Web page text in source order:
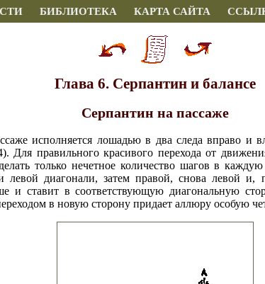
БИБЛИОТЕКА КАРТА САЙТА
Глава 6. Серпантин и балансе
Серпантин на пассаже
исполняется лошадью в два следа вправо и
Для правильного красивого перехода от
только нечетное количество шагов в
левой диагонали, затем правой, снова левой и,
и ставит в соответствующую диагональную
в новую сторону придает аллюру особую